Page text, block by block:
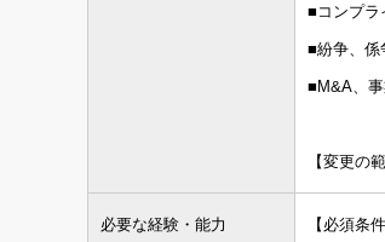
■コンプラ
■紛争、係
■M&A、
【変更の
必要な経験・能力 【必須条件